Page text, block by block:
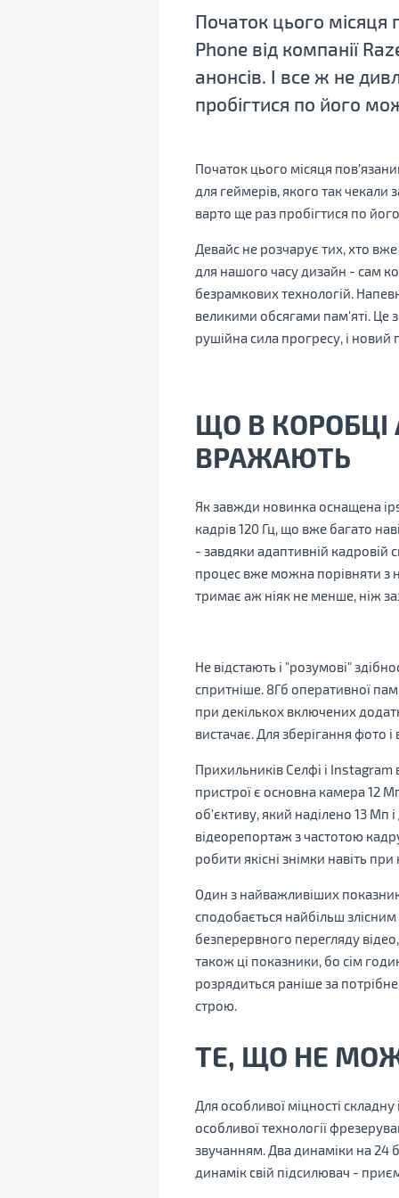
Початок цього
Phone від компанії
анонсів. І все ж не
пробігтися по його
Початок цього місяця
для геймерів, якого так чекали
варто ще раз пробігтися по
Девайс не розчарує тих, хто
для нашого часу дизайн - сам
безрамкових технологій.
великими обсягами пам'яті. Це
рушійна сила прогресу, і новий
ЩО В КОРОБЦІ
ВРАЖАЮТЬ
Як завжди новинка оснащена
кадрів 120 Гц, що вже багато
- завдяки адаптивній кадровій
процес вже можна порівняти з
тримає аж ніяк не менше, ніж
Не відстають і "розумові"
спритніше. 8Гб оперативної
при декількох включених
вистачає. Для зберігання фото
Прихильників Селфі і
пристрої є основна камера 12
об'єктиву, який наділено 13 Мп
відеорепортаж з частотою
робити якісні знімки навіть
Один з найважливіших
сподобається найбільш
безперервного перегляду
також ці показники, бо сім
розрядиться раніше за
строю.
ТЕ, ЩО НЕ
Для особливої міцності
особливої технології
звучанням. Два динаміки на 24
динамік свій підсилювач -